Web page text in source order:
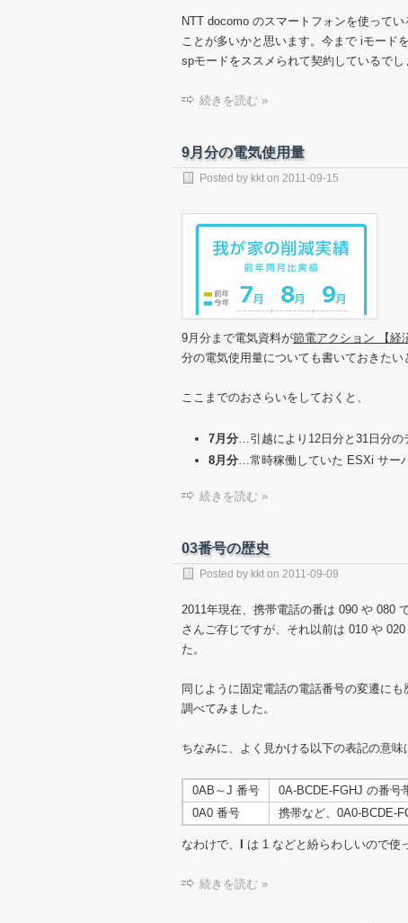
NTT docomo のスマートフォンを使って
ことが多いかと思います。今まで iモード
spモードをススメられて契約しているでし
続きを読む »
9月分の電気使用量
Posted by kkt on 2011-09-15
9月分まで電気資料が節電アクション 【経
分の電気使用量についても書いておきたい
ここまでのおさらいをしておくと、
7月分…引越により12日分と31日分の
8月分…常時稼働していた ESXi サー
続きを読む »
03番号の歴史
Posted by kkt on 2011-09-09
2011年現在、携帯電話の番は 090 や 080
さんご存じですが、それ以前は 010 や
た。
同じように固定電話の電話番号の変遷に
調べてみました。
ちなみに、よく見かける以下の表記の意味
0AB～J 番号
0A-BCDE-FGHJ の番号
0A0 番号
携帯など、0A0-BCDE-
なわけで、 は 1 などと紛らわしいので使
続きを読む »